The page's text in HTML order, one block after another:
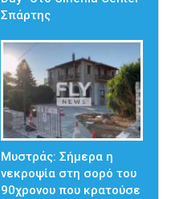
Σπάρτης
Mυστράς: Σήμερα η
νεκροψία στη σορό του
90χρονου που κρατούσε